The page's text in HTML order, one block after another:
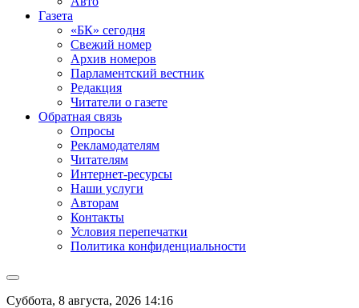
Газета
«БК» сегодня
Свежий номер
Архив номеров
Парламентский вестник
Редакция
Читатели о газете
Обратная связь
Опросы
Рекламодателям
Читателям
Интернет-ресурсы
Наши услуги
Авторам
Контакты
Условия перепечатки
Политика конфиденциальности
Суббота, 8 августа, 2026 14:16